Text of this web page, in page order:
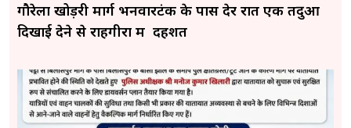
गौरेला खोड़री मार्ग भनवारटंक के पास देर रात एक तेंदुआ
दिखाई देने से राहगीरों में दहशत